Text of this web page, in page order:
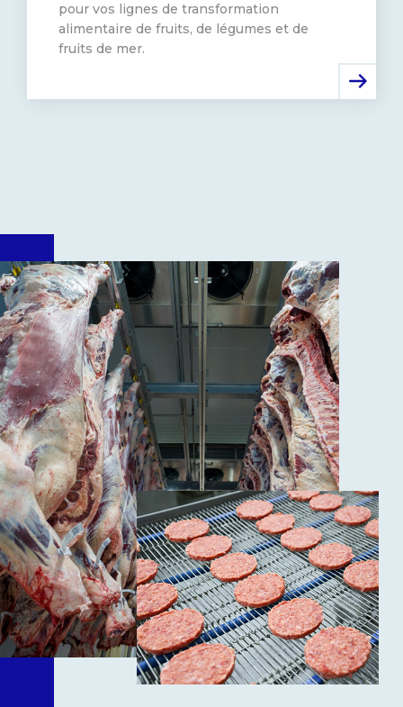
pour vos lignes de transformation
alimentaire de fruits, de légumes et de
fruits de mer.